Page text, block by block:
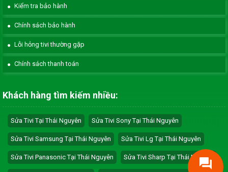
Kiểm tra bảo hành
Chính sách bảo hành
Lỗi hỏng tivi thường gặp
Chính sách thanh toán
Khách hàng tìm kiếm nhiều:
Sửa Tivi Tại Thái Nguyên Sửa Tivi Sony Tại Thái Nguyên
Sửa Tivi Samsung Tại Thái Nguyên Sửa Tivi Lg Tại Thái Nguyên
Sửa Tivi Panasonic Tại Thái Nguyên Sửa Tivi Sharp Tại Thái Nguyên